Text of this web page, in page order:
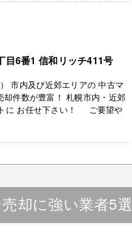
目6番1 信和リッチ411号
市内及び近郊エリアの 中古マ
件数が豊富！ 札幌市内・近郊
に お任せ下さい！ ご要望や
却に強い業者5選